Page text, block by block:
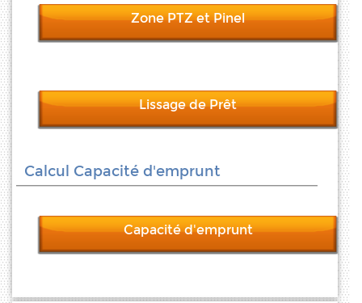
Zone PTZ et Pinel
Lissage de Prêt
Calcul Capacité d'emprunt
Capacité d'emprunt